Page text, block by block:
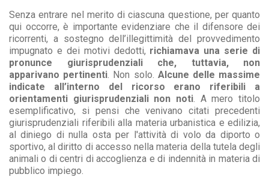
Senza entrare nel merito di ciascuna questione, per quanto
qui occorre, è importante evidenziare che il difensore dei
ricorrenti, a sostegno dell’illegittimità del provvedimento
impugnato e dei motivi dedotti, richiamava una serie di
pronunce giurisprudenziali che, tuttavia, non
apparivano pertinenti . Non solo. Alcune delle massime
indicate all’interno del ricorso erano riferibili a
orientamenti giurisprudenziali non noti . A mero titolo
esemplificativo, si pensi che venivano citati precedenti
giurisprudenziali riferibili alla materia urbanistica e edilizia,
al diniego di nulla osta per l'attività di volo da diporto o
sportivo, al diritto di accesso nella materia della tutela degli
animali o di centri di accoglienza e di indennità in materia di
pubblico impiego.